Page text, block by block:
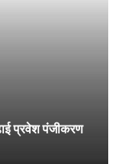
प्रवेश पंजीकरण